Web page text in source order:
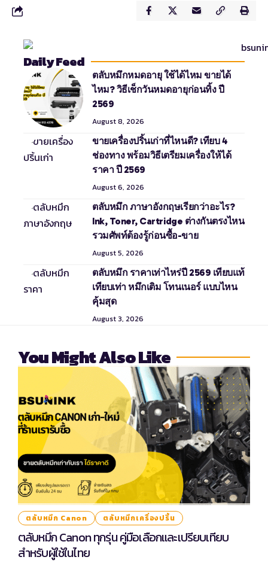
Daily Feed
ตลับหมึกหมดอายุ ใช้ได้ไหม ขายได้
ไหม? วิธีเช็กวันหมดอายุก่อนทิ้ง ปี
2569
August 8, 2026
ขายเครื่องปริ้นเก่าที่ไหนดี? เทียบ 4
ช่องทาง พร้อมวิธีเตรียมเครื่องให้ได้
ราคา ปี 2569
August 6, 2026
ตลับหมึก ภาษาอังกฤษเรียกว่าอะไร?
Ink, Toner, Cartridge ต่างกันตรงไหน
รวมศัพท์ต้องรู้ก่อนซื้อ-ขาย
August 5, 2026
ตลับหมึก ราคาเท่าไหร่ปี 2569 เทียบแท้
เทียบเท่า หมึกเติม โทนเนอร์ แบบไหน
คุ้มสุด
August 3, 2026
You Might Also Like
ตลับหมึก Canon ตลับหมึกเครื่องปริ้น
ตลับหมึก Canon ทุกรุ่น คู่มือเลือกและเปรียบเทียบ
สำหรับผู้ใช้ในไทย